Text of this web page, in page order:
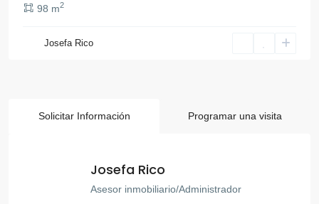
98 m2
Josefa Rico
Solicitar Información Programar una visita
Josefa Rico
Asesor inmobiliario/Administrador